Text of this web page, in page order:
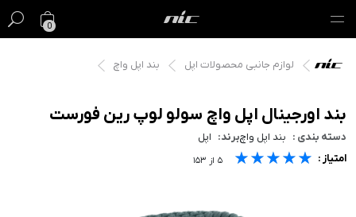
0
گیفت کارت
فروش ویژه
مک
لوازم جانبی محصولات اپل بند اپل واچ
بند اورجینال اپل واچ سولو لوپ رین فورست
دسته بندی : بند اپل واچبرند: اپل
امتیاز : ★★★★★
★★★★★
★★★★★ ۵ از ۱۵۳